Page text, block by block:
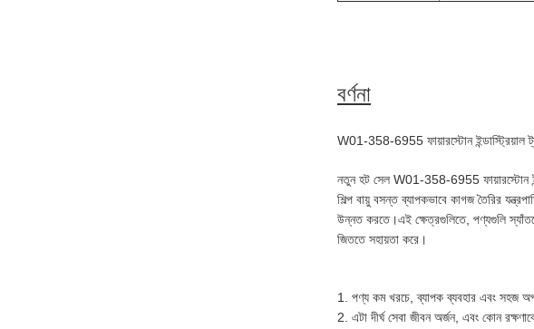
বর্ণনা
W01-358-6955 ফায়ারস্টোন ইন্ডাস্ট্রিয়াল
নতুন হট সেল W01-358-6955 ফায়ারস্টোন
শিল্প বায়ু বসন্ত ব্যাপকভাবে কাগজ তৈরির
উন্নত করতে।এই ক্ষেত্রগুলিতে, পণ্যগুলি
জিততে সহায়তা করে।
1. পণ্য কম খরচে, ব্যাপক ব্যবহার এবং সহজ
2. এটা দীর্ঘ সেবা জীবন অর্জন, এবং কোন